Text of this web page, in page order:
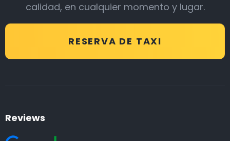
calidad, en cualquier momento y lugar.
RESERVA DE TAXI
Reviews